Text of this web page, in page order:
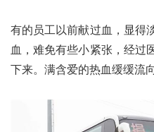
有的员工以前献过血，显得
血，难免有些小紧张，经过
下来。满含爱的热血缓缓流